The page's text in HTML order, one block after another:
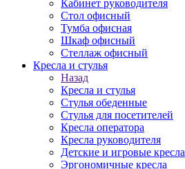
Кабинет руководителя
Стол офисный
Тумба офисная
Шкаф офисный
Стеллаж офисный
Кресла и стулья
Назад
Кресла и стулья
Стулья обеденные
Стулья для посетителей
Кресла оператора
Кресла руководителя
Детские и игровые кресла
Эргономичные кресла